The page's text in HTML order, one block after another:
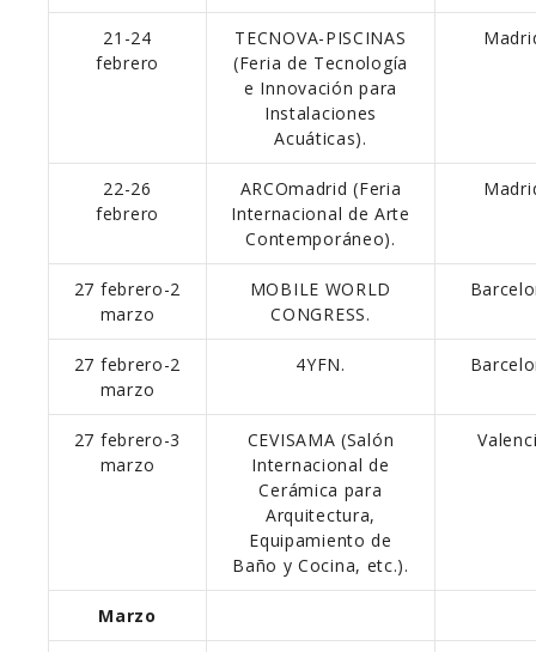
21-24
febrero
TECNOVA-PISCINAS
(Feria de Tecnología
e Innovación para
Instalaciones
Acuáticas).
22-26
febrero
ARCOmadrid (Feria
Internacional de Arte
Contemporáneo).
27 febrero-2
marzo
MOBILE WORLD
CONGRESS.
27 febrero-2
marzo
4YFN.
27 febrero-3
marzo
CEVISAMA (Salón
Internacional de
Cerámica para
Arquitectura,
Equipamiento de
Baño y Cocina, etc.).
Marzo